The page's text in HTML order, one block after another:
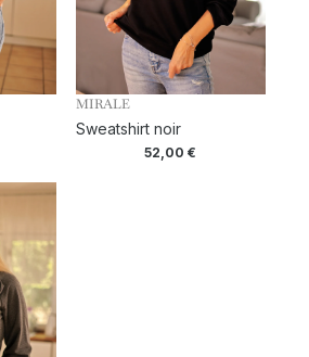
MIRALE
Sweatshirt noir
52,00€